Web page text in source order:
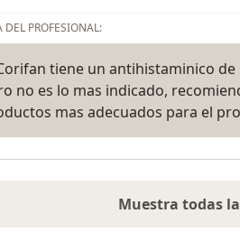
DEL PROFESIONAL:
tiene un antihistaminico
no es lo mas indicado,
mas adecuados para el
Muestra todas